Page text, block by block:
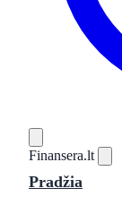
Finansera.lt
Pradžia